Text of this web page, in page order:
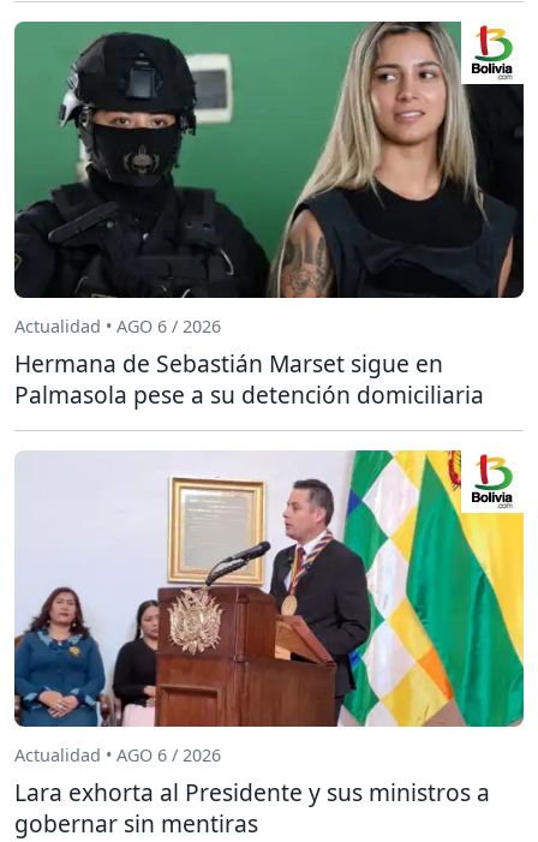
Actualidad • AGO 6 / 2026
Hermana de Sebastián Marset sigue en
Palmasola pese a su detención domiciliaria
Actualidad • AGO 6 / 2026
Lara exhorta al Presidente y sus ministros a
gobernar sin mentiras